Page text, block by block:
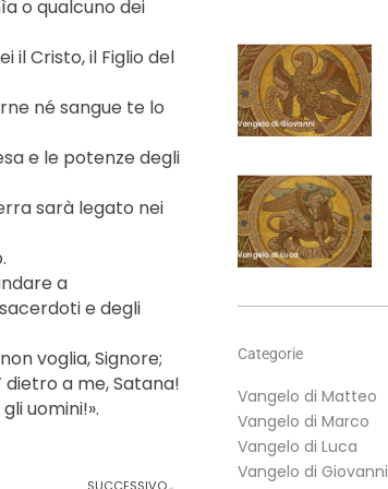
o
il
o qualcuno dei
il Cristo, il Figlio del
né sangue te lo
e le potenze degli
sarà legato nei
a
e degli
voglia, Signore;
dietro a me, Satana!
uomini!».
Categorie
Vangelo di Matteo
Vangelo di Marco
Vangelo di Luca
Vangelo di Giovanni